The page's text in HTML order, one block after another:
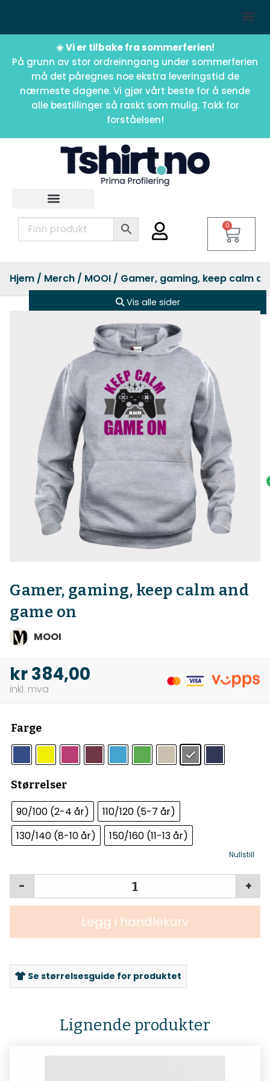
☀️ Vi er tilbake fra sommerferien!
På grunn av stor ordreinngang under sommerferien
må det påregnes noe ekstra leveringstid de
nærmeste dagene. Vi gjør vårt beste for å sende
alle bestillinger så raskt som mulig. Takk for
forståelsen!
0
Hjem / Merch / MOOI / Gamer, gaming, keep calm
Vis alle sider
Gamer, gaming, keep calm and
game on
MOOI
kr384,00
Farge
Størrelser
90/100 (2-4 år)
110/120 (5-7 år)
130/140 (8-10 år)
150/160 (11-13 år)
Nullstill
+
-
Legg i handlekurv
Se størrelsesguide for produktet
Lignende produkter